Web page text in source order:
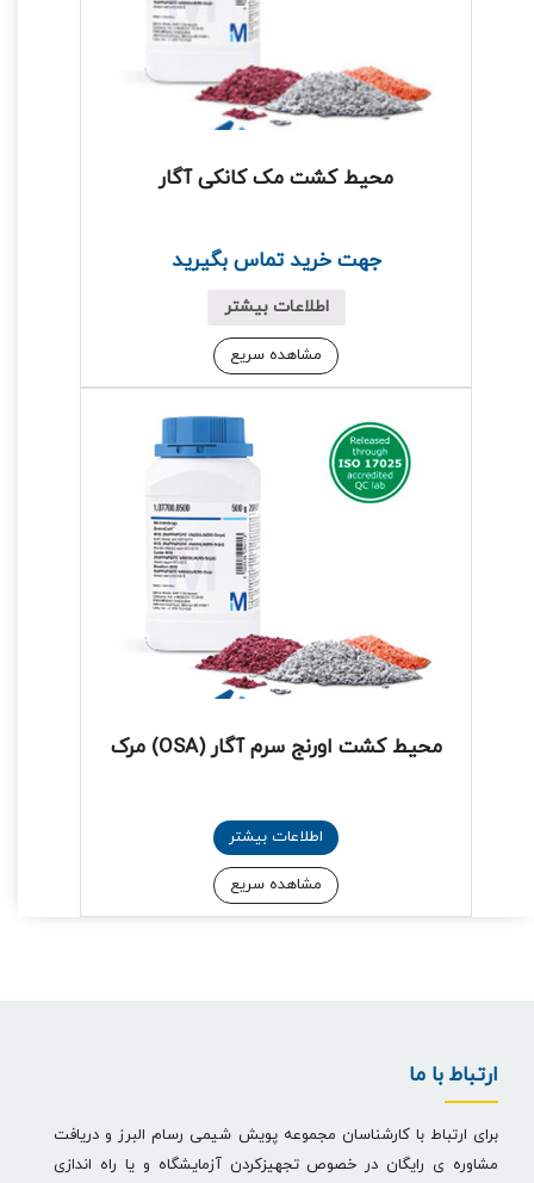
محیط کشت مک کانکی آگار
جهت خرید تماس بگیرید
اطلاعات بیشتر
مشاهده سریع
محیط کشت اورنج سرم آگار (OSA) مرک
اطلاعات بیشتر
مشاهده سریع
ارتباط با ما
برای ارتباط با کارشناسان مجموعه پویش شیمی رسام البرز و دریافت
مشاوره ی رایگان در خصوص تجهیزکردن آزمایشگاه و یا راه اندازی